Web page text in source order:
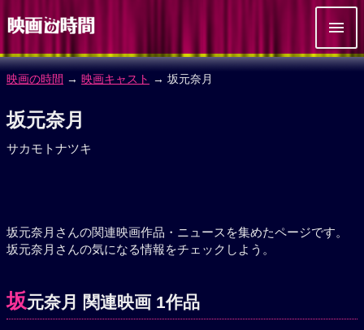
映画の時間 → 映画キャスト → 坂元奈月
坂元奈月
サカモトナツキ
坂元奈月さんの関連映画作品・ニュースを集めたページです。
坂元奈月さんの気になる情報をチェックしよう。
坂元奈月 関連映画 1作品